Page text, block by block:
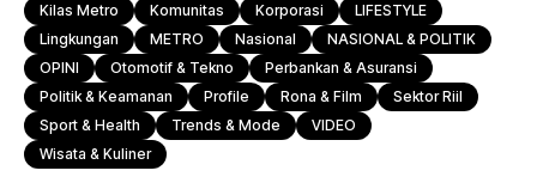
Kilas Metro
Komunitas Korporasi
LIFESTYLE
Lingkungan
METRO Nasional
NASIONAL & POLITIK
OPINI
Otomotif & Tekno
Perbankan & Asuransi
Politik & Keamanan
Profile Rona & Film
Sektor Riil
Sport & Health
Trends & Mode
VIDEO
Wisata & Kuliner